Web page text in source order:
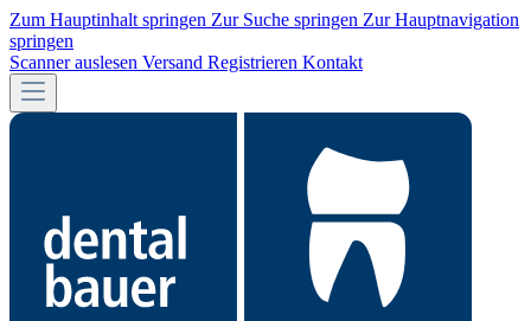
Zum Hauptinhalt springen Zur Suche springen Zur Hauptnavigation
springen
Scanner auslesen Versand Registrieren Kontakt